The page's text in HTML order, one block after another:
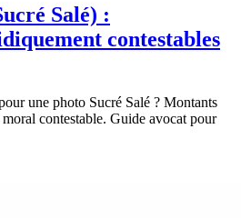
Salé) :
contestables
une photo Sucré Salé ? Montants
contestable. Guide avocat pour